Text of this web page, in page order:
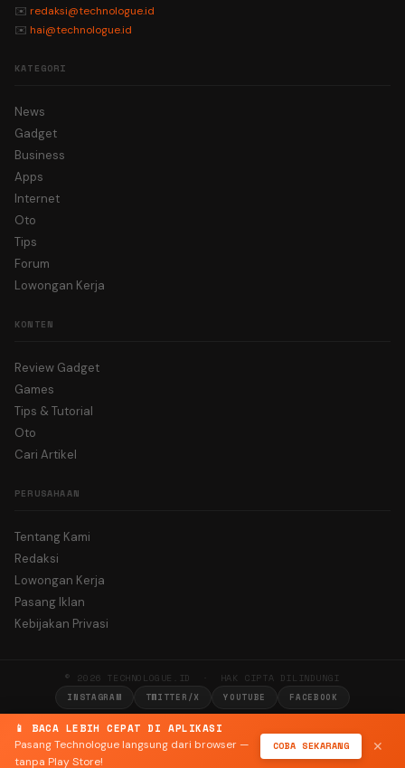
📱 BACA LEBIH CEPAT DI APLIKASI
Pasang Technologue langsung dari browser —
tanpa Play Store!
COBA SEKARANG ✕
✉️ redaksi@technologue.id
✉️ hai@technologue.id
KATEGORI
News
Gadget
Business
Apps
Internet
Oto
Tips
Forum
Lowongan Kerja
KONTEN
Review Gadget
Games
Tips & Tutorial
Oto
Cari Artikel
PERUSAHAAN
Tentang Kami
Redaksi
Lowongan Kerja
Pasang Iklan
Kebijakan Privasi
© 2026 TECHNOLOGUE.ID · HAK CIPTA DILINDUNGI
INSTAGRAM TWITTER/X YOUTUBE FACEBOOK